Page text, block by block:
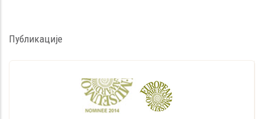
Публикације